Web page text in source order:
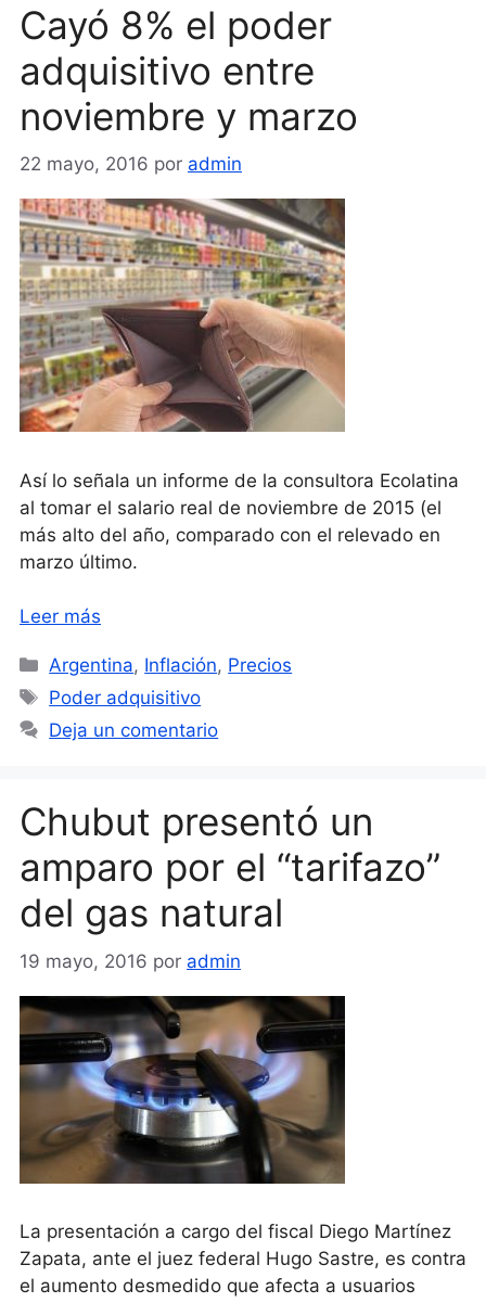
Cayó 8% el poder
adquisitivo entre
noviembre y marzo
22 mayo, 2016 por admin
Así lo señala un informe de la consultora Ecolatina
al tomar el salario real de noviembre de 2015 (el
más alto del año, comparado con el relevado en
marzo último.
Leer más
Categorías
Argentina, Inflación, Precios
Etiquetas
Poder adquisitivo
Deja un comentario
Chubut presentó un
amparo por el “tarifazo”
del gas natural
19 mayo, 2016 por admin
La presentación a cargo del fiscal Diego Martínez
Zapata, ante el juez federal Hugo Sastre, es contra
el aumento desmedido que afecta a usuarios